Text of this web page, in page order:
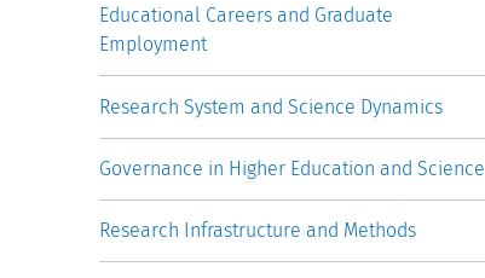
Educational Careers and Graduate
Employment
Research System and Science Dynamics
Governance in Higher Education and Science
Research Infrastructure and Methods